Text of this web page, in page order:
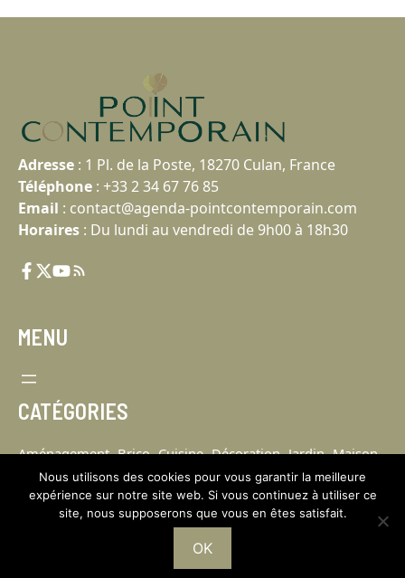
Adresse : 1 Pl. de la Poste, 18270 Culan, France
Téléphone : +33 2 34 67 76 85
Email : contact@agenda-pointcontemporain.com
Horaires : Du lundi au vendredi de 9h00 à 18h30
MENU
CATÉGORIES
Aménagement Brico Cuisine Décoration Jardin Maison
Copyright © 2026 Point Contemporain.
Nous utilisons des cookies pour vous garantir la meilleure
expérience sur notre site web. Si vous continuez à utiliser ce
site, nous supposerons que vous en êtes satisfait.
OK